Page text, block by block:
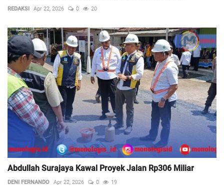
REDAKSI Apr 22, 2026 0 20
Abdullah Surajaya Kawal Proyek Jalan Rp306 Miliar
DENI FERNANDO Apr 22, 2026 0 19